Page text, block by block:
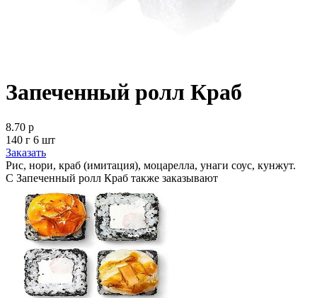
Запеченный ролл Краб
8.70 р
140 г 6 шт
Заказать
Рис, нори, краб (имитация), моцарелла, унаги соус, кунжут.
С Запеченный ролл Краб также заказывают